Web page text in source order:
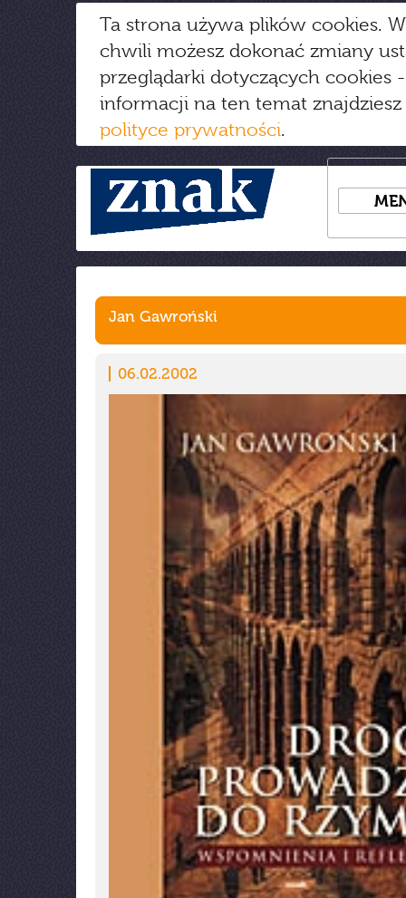
Ta strona używa plików cookies.
chwili możesz dokonać zmiany
przeglądarki dotyczących cookies
informacji na ten temat
polityce prywatności.
Jan Gawroński
06.02.2002